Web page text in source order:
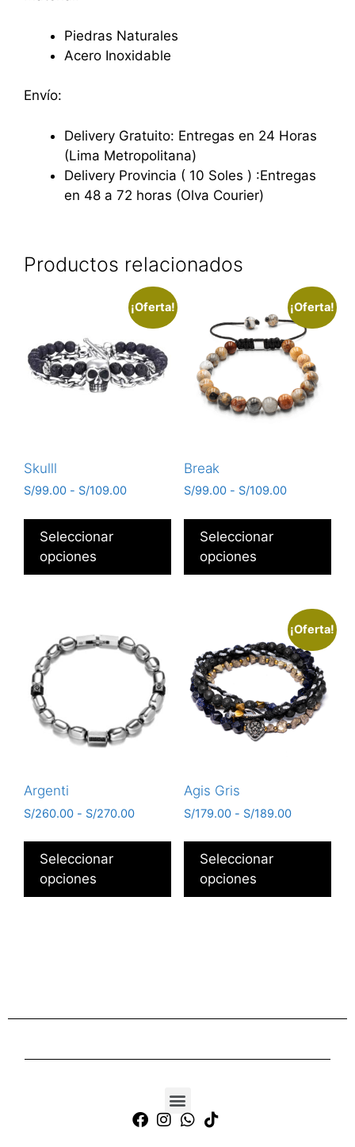
Piedras Naturales
Acero Inoxidable
Envío:
Delivery Gratuito: Entregas en 24 Horas
(Lima Metropolitana)
Delivery Provincia ( 10 Soles ) :Entregas
en 48 a 72 horas (Olva Courier)
Productos relacionados
¡Oferta!
Skulll
S/99.00 - S/109.00
Seleccionar
opciones
¡Oferta!
Break
S/99.00 - S/109.00
Seleccionar
opciones
Argenti
S/260.00 - S/270.00
Seleccionar
opciones
¡Oferta!
Agis Gris
S/179.00 - S/189.00
Seleccionar
opciones